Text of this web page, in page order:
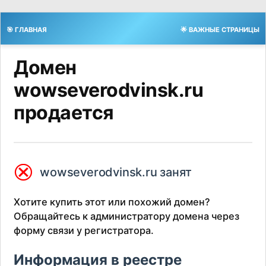
🎯 ГЛАВНАЯ 🌟 ВАЖНЫЕ СТРАНИЦЫ
Домен
wowseverodvinsk.ru
продается
⮿ wowseverodvinsk.ru занят
Хотите купить этот или похожий домен?
Обращайтесь к администратору домена через
форму связи у регистратора.
Информация в реестре